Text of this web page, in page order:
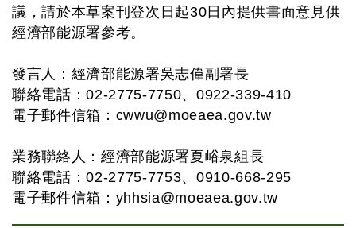
議，請於本草案刊登次日起30日內提供書面意見供
經濟部能源署參考。
發言人：經濟部能源署吳志偉副署長
聯絡電話：02-2775-7750、0922-339-410
電子郵件信箱： cwwu@moeaea.gov.tw
業務聯絡人：經濟部能源署夏峪泉組長
聯絡電話：02-2775-7753、0910-668-295
電子郵件信箱： yhhsia@moeaea.gov.tw